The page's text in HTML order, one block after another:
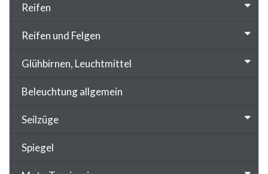
Reifen
Reifen und Felgen
Glühbirnen, Leuchtmittel
Beleuchtung allgemein
Seilzüge
Spiegel